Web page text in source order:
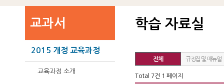
교과서
2015 개정 교육과정
교육과정 소개
학습 자료실
전체 규정집 및 매뉴얼
Total 7건 1 페이지